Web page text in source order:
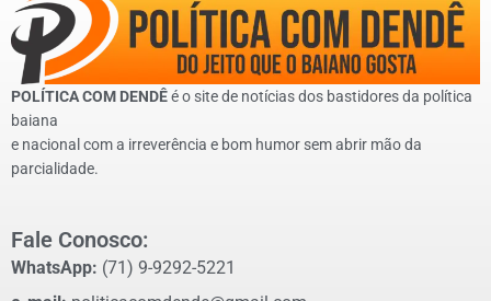
POLÍTICA COM DENDÊé o site de notícias dos bastidores da política
baiana
e nacional com a irreverência e bom humor sem abrir mão da
parcialidade.
Fale Conosco:
WhatsApp: (71) 9-9292-5221